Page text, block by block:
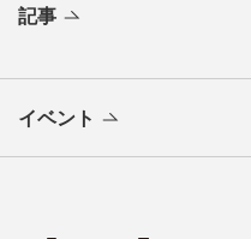
記事
イベント